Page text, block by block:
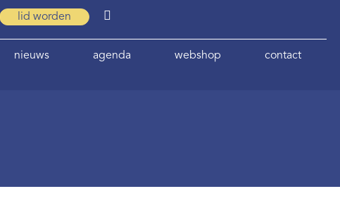
lid worden
nieuws agenda webshop contact